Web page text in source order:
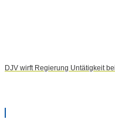
DJV wirft Regierung Untätigkeit